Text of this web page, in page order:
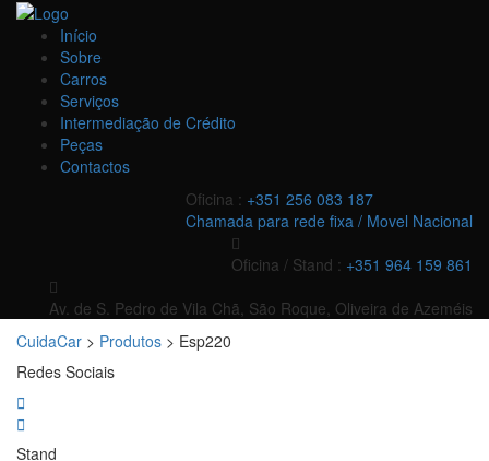
Início
Sobre
Carros
Serviços
Intermediação de Crédito
Peças
Contactos
Oficina : +351 256 083 187
Chamada para rede fixa / Movel Nacional
Oficina / Stand : +351 964 159 861
Av. de S. Pedro de Vila Chã, São Roque, Oliveira de Azeméis
CuidaCar > Produtos > Esp220
Redes Sociais
Stand